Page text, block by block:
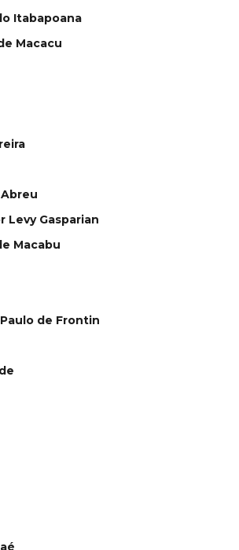
Itabapoana
Macacu
Abreu
Levy Gasparian
Macabu
Paulo de Frontin